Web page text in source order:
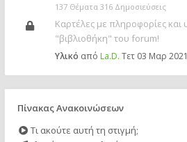
137 Θέματα 316 Δημοσιεύσεις
Καρτέλες με πληροφορίες και
"βιβλιοθήκη" του forum!
Υλικό από La.D. Τετ 03 Μαρ
Πίνακας Ανακοινώσεων
Τι ακούτε αυτή τη στιγμή;